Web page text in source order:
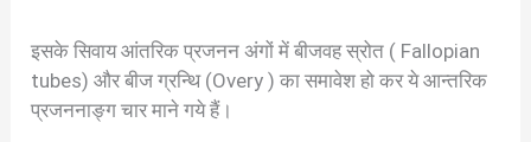
इसके सिवाय आंतरिक प्रजनन अंगों में बीजवह स्रोत ( Fallopian
tubes) और बीज ग्रन्थि (Overy ) का समावेश हो कर ये आन्तरिक
प्रजननाङ्ग चार माने गये हैं।